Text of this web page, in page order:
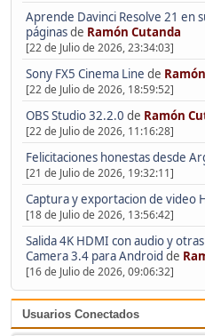
Aprende Davinci Resolve 21 en
páginasde Ramón Cutanda
[22 de Julio de 2026, 23:34:03]
Sony FX5 Cinema Line de
[22 de Julio de 2026, 18:59:52]
OBS Studio 32.2.0 de Ramón
[22 de Julio de 2026, 11:16:28]
Felicitaciones honestas desde
[21 de Julio de 2026, 19:32:11]
Captura y exportacion de video
[18 de Julio de 2026, 13:56:42]
Salida 4K HDMI con audio y
Camera 3.4 para Android de
[16 de Julio de 2026, 09:06:32]
Usuarios Conectados